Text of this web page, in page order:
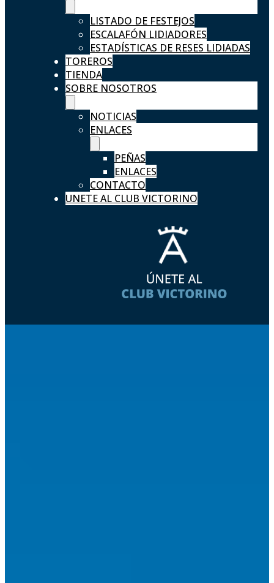
LISTADO DE FESTEJOS
ESCALAFÓN LIDIADORES
ESTADÍSTICAS DE RESES LIDIADAS
TOREROS
TIENDA
SOBRE NOSOTROS
NOTICIAS
ENLACES
PEÑAS
ENLACES
CONTACTO
UNETE AL CLUB VICTORINO